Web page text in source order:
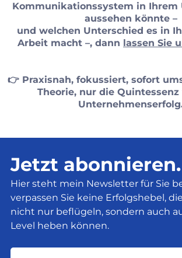
Kommunikationssystem in Ihrem
aussehen könnte –
und welchen Unterschied es in
Arbeit macht –, dann lassen Sie
👉 Praxisnah, fokussiert, sofort
Theorie, nur die
Jetzt abonnieren.
Hier steht mein Newsletter für Sie
verpassen Sie keine Erfolgshebel,
nicht nur beflügeln, sondern auch
Level heben können.